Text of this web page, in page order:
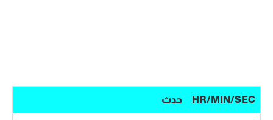
HR/MIN/SEC حدث